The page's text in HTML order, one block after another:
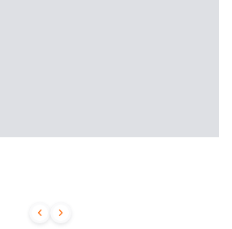
 